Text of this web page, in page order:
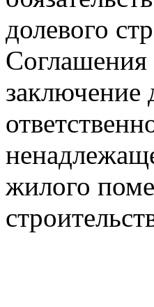
долевого
заключение
жилого